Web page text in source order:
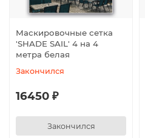
Маскировочные сетка
′SHADE SAIL′ 4 на 4
метра белая
Закончился
16450 ₽
Закончился